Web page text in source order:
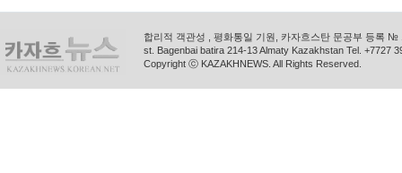
합리적 객관성 , 평화통일 기원, 카자흐스탄 문공부 등록
st. Bagenbai batira 214-13 Almaty Kazakhstan Tel. +7727
Copyright ⓒ KAZAKHNEWS. All Rights Reserved.